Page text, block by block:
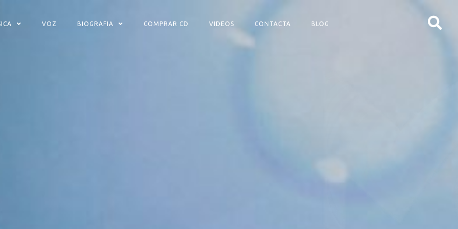
VOZ BIOGRAFIA COMPRAR CD VIDEOS CONTACTA BLOG